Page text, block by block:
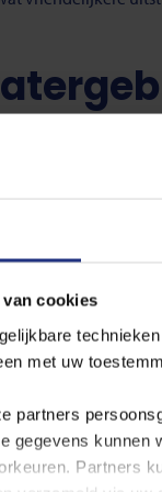
cookies
met uw
partners
gegevens
Partners
jaren het
kunnen blijven
en milieu.
het waterverlies
bij onze
en